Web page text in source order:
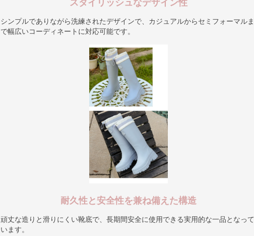
スタイリッシュなデザイン性
シンプルでありながら洗練されたデザインで、カジュアルからセミフォーマルま
で幅広いコーディネートに対応可能です。
耐久性と安全性を兼ね備えた構造
頑丈な造りと滑りにくい靴底で、長期間安全に使用できる実用的な一品となって
います。